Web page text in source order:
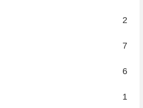
2
7
6
1